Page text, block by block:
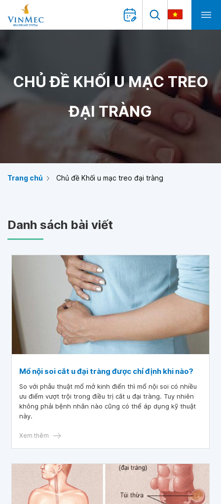
CHỦ ĐỀ KHỐI U MẠC TREO
ĐẠI TRÀNG
Trang chủ Chủ đề Khối u mạc treo đại tràng
Danh sách bài viết
Mổ nội soi cắt u đại tràng được chỉ định khi nào?
So với phẫu thuật mổ mở kinh điển thì mổ nội soi có nhiều
ưu điểm vượt trội trong điều trị cắt u đại tràng. Tuy nhiên
không phải bệnh nhân nào cũng có thể áp dụng kỹ thuật
này.
Xem thêm